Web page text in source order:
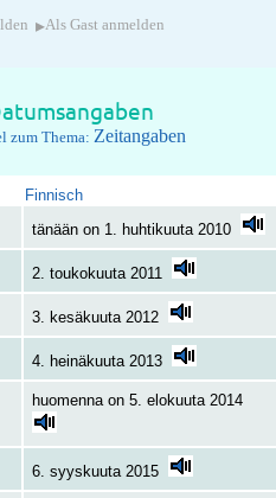
▸Als Gast anmelden
zum Thema: Zeitangaben
Finnisch
tänään on 1. huhtikuuta 2010
2. toukokuuta 2011
3. kesäkuuta 2012
4. heinäkuuta 2013
huomenna on 5. elokuuta 2014
6. syyskuuta 2015